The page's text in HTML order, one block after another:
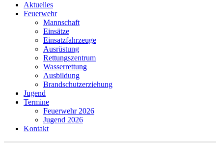
Aktuelles
Feuerwehr
Mannschaft
Einsätze
Einsatzfahrzeuge
Ausrüstung
Rettungszentrum
Wasserrettung
Ausbildung
Brandschutzerziehung
Jugend
Termine
Feuerwehr 2026
Jugend 2026
Kontakt